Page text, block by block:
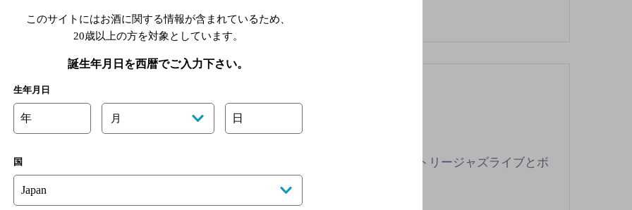
詳細を見る
ＢＩＥＲＨＡＬＬ [ビアホール]
キャッシュオンデリバリーの明朗会計システム。月2回、第2・4日曜日にカントリージャズライブとボ
サノヴァライブを行ってます…
このサイトにはお酒に関する情報が含まれているため、
20歳以上の方を対象としています。
誕生年月日を西暦でご入力下さい。
生年月日
年 月 日
国